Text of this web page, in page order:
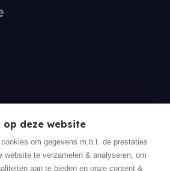
op deze website
om gegevens m.b.t. de prestaties
website te verzamelen & analyseren, om
aan te bieden en onze content &